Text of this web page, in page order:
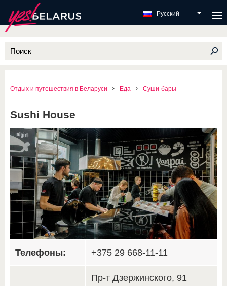
Русский
Отдых и путешествия в Беларуси Еда Суши-бары
Sushi House
Телефоны: +375 29 668-11-11
Пр-т Дзержинского, 91